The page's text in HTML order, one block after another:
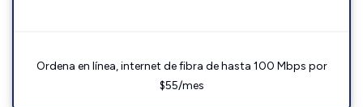
Ordena en línea, internet de fibra de hasta 100 Mbps por
$55/mes